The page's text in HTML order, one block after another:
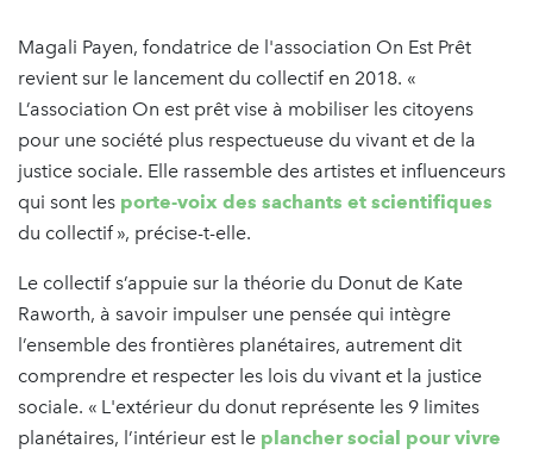
Magali Payen, fondatrice de l'association On Est Prêt
revient sur le lancement du collectif en 2018. «
L’association On est prêt vise à mobiliser les citoyens
pour une société plus respectueuse du vivant et de la
justice sociale. Elle rassemble des artistes et influenceurs
qui sont les porte-voix des sachants et scientifiques
du collectif », précise-t-elle.
Le collectif s’appuie sur la théorie du Donut de Kate
Raworth, à savoir impulser une pensée qui intègre
l’ensemble des frontières planétaires, autrement dit
comprendre et respecter les lois du vivant et la justice
sociale. « L'extérieur du donut représente les 9 limites
planétaires, l’intérieur est le plancher social pour vivre